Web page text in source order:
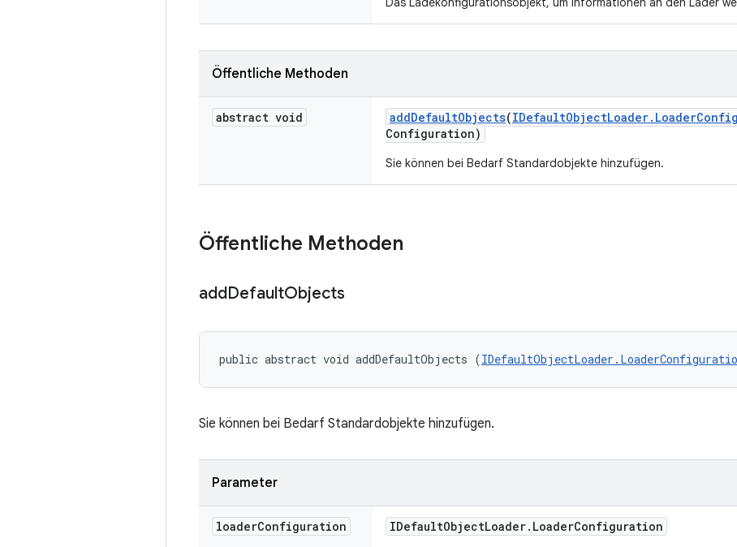
Öffentliche Methoden
abstract void addDefaultObjects(IDefaultObjectLoader. Loader
Configuration)
Sie können bei Bedarf Standardobjekte hinzufügen.
Öffentliche Methoden
addDefaultObjects
public abstract void addDefaultObjects (
Sie können bei Bedarf Standardobjekte hinzufügen.
Parameter
loaderConfiguration IDefaultObjectLoader. LoaderConfiguration